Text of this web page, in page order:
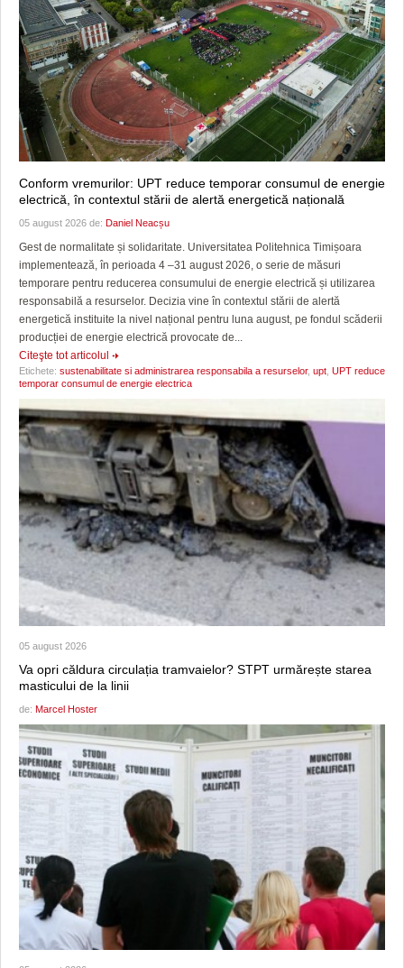
Conform vremurilor: UPT reduce temporar consumul de energie
electrică, în contextul stării de alertă energetică națională
05 august 2026 de: Daniel Neacșu
Gest de normalitate și solidaritate. Universitatea Politehnica Timișoara
implementează, în perioada 4 –31 august 2026, o serie de măsuri
temporare pentru reducerea consumului de energie electrică și utilizarea
responsabilă a resurselor. Decizia vine în contextul stării de alertă
energetică instituite la nivel național pentru luna august, pe fondul scăderii
producției de energie electrică provocate de...
Citeşte tot articolul
Etichete: sustenabilitate si administrarea responsabila a resurselor, upt UPT reduce
temporar consumul de energie electrica
05 august 2026
Va opri căldura circulația tramvaielor? STPT urmărește starea
masticului de la linii
de: Marcel Hoster